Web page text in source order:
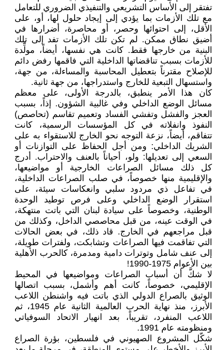
تفتقر إلى الأساس التشريعي والتنفيذي الضروري للتعامل
مع تلك الأزمات بما يؤدي إلى إيجاد حلول لها، أو، على
الأقل، إلى احتوائها وحصر، أو محاصرة، أضرارها في
أضيق نطاق ممكن. لم تكن تلك الأزمات تفد إلى تلك
البنية من خارجها فقط. كانت هي نفسها، أيضاً، مولِّدة
للأزمات بسبب تناقضاتها الداخلية التي فاقمها رفض دائم
للإصلاح مقترناً بتعطيل المحاسبة والمساءلة، من جهة،
واستسهال التبعية للخارج واستدراجها، من جهة ثانية.
كان هذا الأمر ينطبق، بالدرجة الأولى، على معظم
مسائل الوضع الداخلي وفي غالبية الشؤون. إذاً، بسبب
العجز والفشل وتفشي الفساد وتعميم تقاسم (تحاصص)
النفوذ وانفلاته في كل المؤسسات الرسمية، كانت
تتفاقم، أيضاً، نزعة التوجه نحو الخارج للاستقواء به على
الشريك الداخلي: ومن أجل الحفاظ على التوازنات أو
السعي إلى تعديلها: ولو، أحياناً بالعنف والاحتراب. أدرج
كل ذلك مسائل الصراعات الخارجية أو مواضيعها،
والإقليمية منها خصوصاً، في صلب الصراعات الداخلية،
في تفاعل ذي مردود سلبي وانعكاسات سيئة، على
استقرار الوضع الداخلي وعلى فرص توطيد الوحدة
الوطنية، وخصوصاً على سيادة لبنان التي باتت منتهكة،
في الوقت عينه، من قبل محاصصي الداخل، وكذلك من
قبل مراجعهم في الخارج. قاد ذلك، في بعض الحالات
التي تفاقمت فيها الصراعات وتشابكت، ولفترات طويلة،
إلى عنف شامل وتوترات دامية ومدمرة، كالحرب الأهلية
بين الأعوام 1975-1990!
لا شكَّ أن أسباب الصراعات ومواضيعها في المحيط
الإقليمي، خصوصاً، كانت أهم وأشمل، بسبب اتصالها
الوثيق بالصراع الدولي الذي باتت فيه واشنطن اللاعب
الأبرز، منذ نهاية الحرب العالمية الثانية عام 1945، ثم
اللاعب المنفرد، تقريباً، بعد انهيار الاتحاد السوفياتي
ومنظومته عام 1991.
شكّل المشروع الصهيوني في فلسطين، بؤرة الصراع